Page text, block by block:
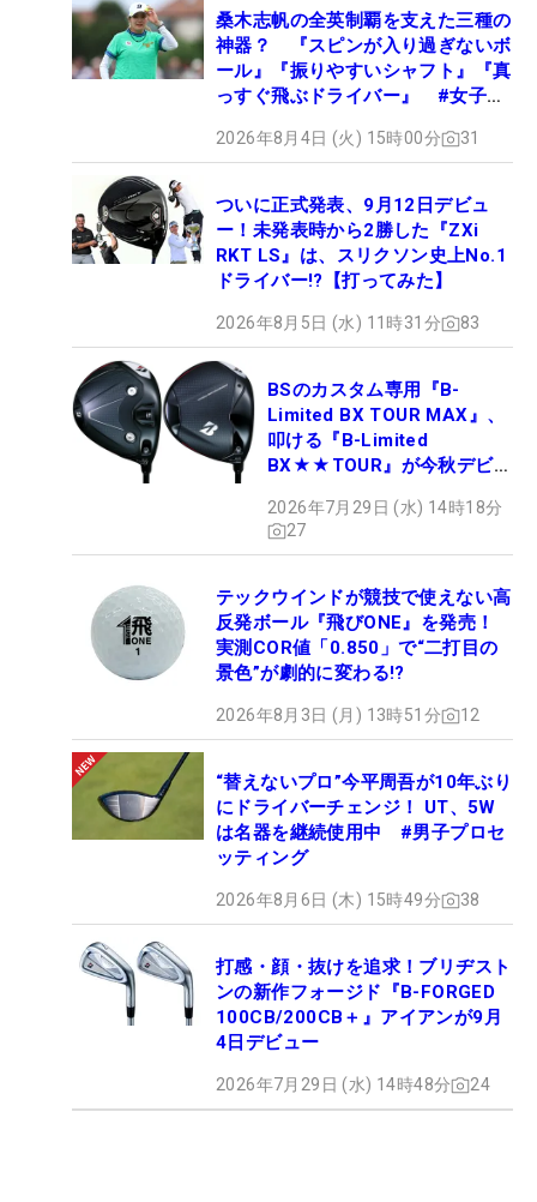
桑木志帆の全英制覇を支えた三種の
神器？ 『スピンが入り過ぎないボ
ール』『振りやすいシャフト』『真
っすぐ飛ぶドライバー』 #女子プ
2026年8月4日 (火) 15時00分 31
ついに正式発表、9月12日デビュ
ー！未発表時から2勝した『ZXi
RKT LS』は、スリクソン史上No.1
ドライバー!?【打ってみた】
2026年8月5日 (水) 11時31分 83
BSのカスタム専用『B-
Limited BX TOUR MAX』、
叩ける『B-Limited
BX★★TOUR』が今秋デビュ
2026年7月29日 (水) 14時18分
27
テックウインドが競技で使えない高
反発ボール『飛びONE』を発売！
実測COR値「0.850」で“二打目の
景色”が劇的に変わる!?
2026年8月3日 (月) 13時51分 12
“替えないプロ”今平周吾が10年ぶり
にドライバーチェンジ！ UT、5W
は名器を継続使用中 #男子プロセ
ッティング
2026年8月6日 (木) 15時49分 38
打感・顔・抜けを追求！ブリヂスト
ンの新作フォージド『B-FORGED
100CB/200CB＋』アイアンが9月
4日デビュー
2026年7月29日 (水) 14時48分 24